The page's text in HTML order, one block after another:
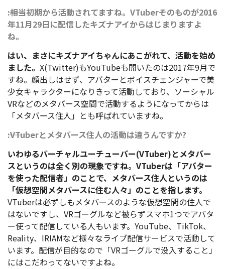
――:相当初期から活動されてますね。VTuberそのものが2016
年11月29日に配信したキズナアイからはじまりますよ
ね。
はい、まさにキズナアイちゃんにあこがれて、活動を始め
ました。 X(Twitter)もYouTubeも開いたのは2017年9月で
すね。顔出しはせず、アバターとボイスチェンジャーで美
少女キャラクターになりきって活動しており、ソーシャル
VRなどのメタバース空間で活動するようになってからは
「メタバース住人」とも呼ばれていますね。
――:VTuberとメタバース住人の活動は違うんですか?
いわゆるバーチャルユーチューバー(VTuber)とメタバー
スというのは全く別の現象ですね。VTuberは「アバター
を使った配信者」のことで、メタバース住人というのは
「仮想空間メタバースに住む人々」のことを指します。
VTuberは必ずしもメタバースのような仮想空間の住人で
はないですし、VRゴーグルなど被らずスマホ1つでアバタ
ー使って配信している人もいます。YouTube、TikTok、
Reality、IRIAMなど様々なライブ配信サービスで活動して
います。配信が目的なので「VRゴーグルで没入すること」
にはこだわってないですよね。